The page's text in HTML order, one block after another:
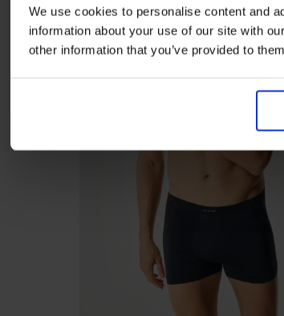
We use cookies to personalise content and
information about your use of our site with
other information that you’ve provided to